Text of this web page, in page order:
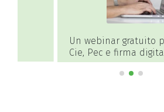
Un webinar gratuito per
Cie, Pec e firma digitale